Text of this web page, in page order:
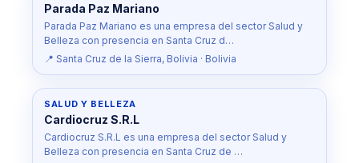
Parada Paz Mariano
Parada Paz Mariano es una empresa del sector Salud y
Belleza con presencia en Santa Cruz d…
📍 Santa Cruz de la Sierra, Bolivia · Bolivia
SALUD Y BELLEZA
Cardiocruz S.R.L
Cardiocruz S.R.L es una empresa del sector Salud y
Belleza con presencia en Santa Cruz de …